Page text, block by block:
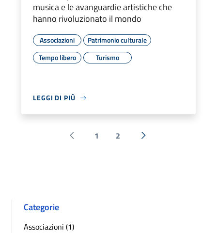
musica e le avanguardie artistiche che
hanno rivoluzionato il mondo
Associazioni
Patrimonio culturale
Tempo libero
Turismo
LEGGI DI PIÙ
Pagina precedente
1 2 Successiva »
Categorie
Associazioni (1)